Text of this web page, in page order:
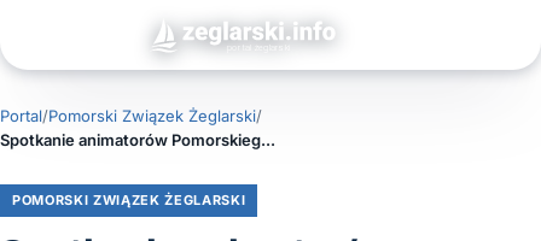
Portal/Pomorski Związek Żeglarski/
Spotkanie animatorów Pomorskiego Programu Edukacji Morskiej
POMORSKI ZWIĄZEK ŻEGLARSKI